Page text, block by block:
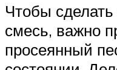
Чтобы
смесь, важно
просеянный